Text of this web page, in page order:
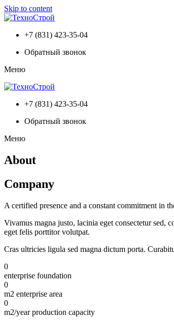
Skip to content
+7 (831) 423-35-04
Обратный звонок
Меню
+7 (831) 423-35-04
Обратный звонок
Меню
About
Company
A certified presence and a constant commitment in
Vivamus magna justo, lacinia eget consectetur sed,
eget felis porttitor volutpat.
Cras ultricies ligula sed magna dictum porta.
0
enterprise foundation
0
m2 enterprise area
0
m2/year production capacity